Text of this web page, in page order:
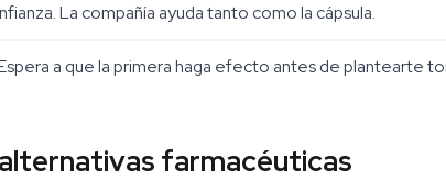
La compañía ayuda tanto como la cápsula.
a que la primera haga efecto antes de plantearte
farmacéuticas